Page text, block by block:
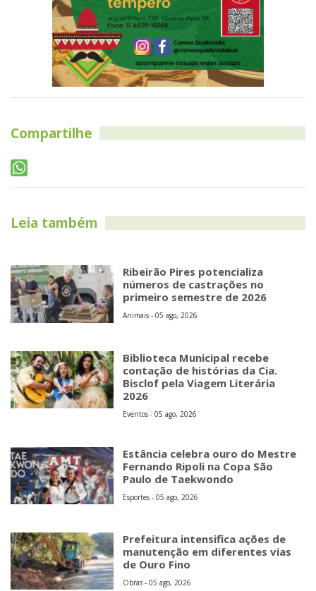
Compartilhe
Leia também
Ribeirão Pires potencializa
números de castrações no
primeiro semestre de 2026
Animais - 05 ago, 2026
Biblioteca Municipal recebe
contação de histórias da Cia.
Bisclof pela Viagem Literária
2026
Eventos - 05 ago, 2026
Estância celebra ouro do Mestre
Fernando Ripoli na Copa São
Paulo de Taekwondo
Esportes - 05 ago, 2026
Prefeitura intensifica ações de
manutenção em diferentes vias
de Ouro Fino
Obras - 05 ago, 2026